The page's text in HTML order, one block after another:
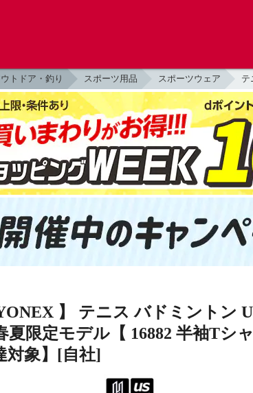
トドア・釣り スポーツ用品 スポーツウェア テ
】 テニス バドミントン
夏限定モデル【 16882 半袖Tシ
対象】[自社]